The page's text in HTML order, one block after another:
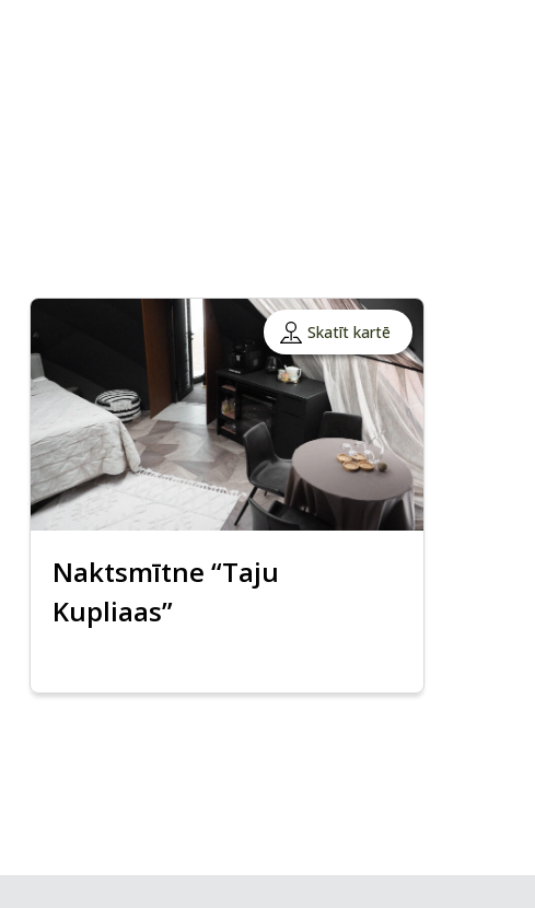
Skatīt kartē
Naktsmītne “Taju
Kupliaas”